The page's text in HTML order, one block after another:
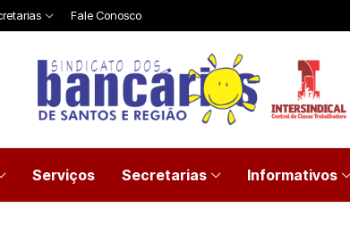
Fale Conosco
Serviços Secretarias Informativos